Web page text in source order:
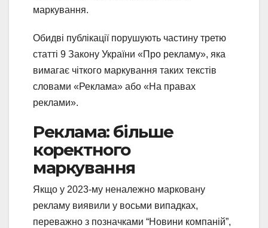
маркування.
Обидві публікації порушують частину третю
статті 9 Закону України «Про рекламу», яка
вимагає чіткого маркування таких текстів
словами «Реклама» або «На правах
реклами».
Реклама: більше
коректного
маркування
Якщо у 2023-му неналежно марковану
рекламу виявили у восьми випадках,
переважно з позначками “Новини компаній”,